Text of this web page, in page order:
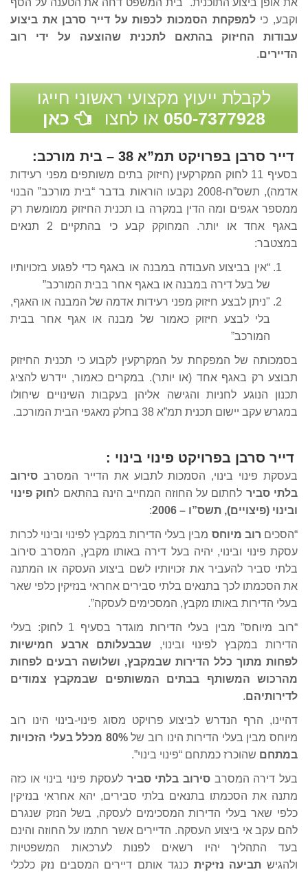
וקבע, כילמפקחת הסמכות לכפות על דייר סרבן את ביצוע
עבודות החיזוק בהתאם לתכנית שהוצעה על ידי רוב
הדיירים.
לקבלת ייעוץ מקצועי ראשוני חייגו
050-7377928 או לחצו כאן
דייר סרבן בפרויקט תמ”א 38 – בית מורכב :
בסעיף 11 לחוק המקרקעין (חיזוק בתים משותפים מפני רעידות
אדמה), תשס”ח-2008 נקבעו הוראות בדבר “בית מורכב” הבנוי
ממספר אגפים ומה הדין במקרה בו תכנית החיזוק ממומשת רק
באגף אחד או יותר. המחוקק קבע כי בהתקיים 2 תנאים
במצטבר:
“אין בביצוע העבודה במבנה או באגף כדי לפגוע בזכויותיו
של בעל דירה במבנה או באגף אחר בבית המורכב”
"ניתן לבצע חיזוק מפני רעידות אדמה של המבנה או האגף,
בלי לבצע חיזוק כאמור של מבנה או אגף אחר בבית
המורכב”
בסמכותה של המפקחת על המקרקעין לקבוע כי תכנית החיזוק
תבוצע רק באגף אחד (או יותר). במקרים כאמור, יידרש להציג
תכנון הנוגע לחניות והגישה אליהן בעקבות השינויים שיחולו
במגרש עקב יישום תכנית תמ”א 38 בחלק מאגפי הבית המורכב.
דייר סרבן בפרויקט פינוי בינוי :
בעסקת פינוי בינוי, הסמכות לתבוע את הדייר המסרב סירוב
בלתי סביר לחתום על החוזה המחייב הינה בהתאם לחוק פינוי
ובינוי (פיצויים), תשס”ו – 2006
:
“הסכים רוב מיוחס מבין בעלי הדירות במקבץ לפינוי ובינוי לכרות
עסקת פינוי ובינוי, יהיה בעל דירה באותו מקבץ, המסרב סירוב
בלתי סביר להעביר את זכויותיו לשם ביצוע העסקה או המתנה
את הסכמתו לכך בתנאים בלתי סבירים אחראי בנזיקין כלפי שאר
בעלי הדירות באותו מקבץ, המסכימים לעסקה”.
“רוב מיוחס” מבין בעלי הדירות מוגדר בסעיף 1 לחוק: בעלי
הדירות במקבץ לפינוי ובינוי, שבבעלותם ארבע חמישיות
לפחות מתוך כלל הדירות שבמקבץ, ושלושה רבעים לפחות
מהרכוש המשותף בבתים המשותפים שבמקבץ צמודים
לדירותיהם.
דהיינו, הרף הנדרש לביצוע פרויקט מסוג פינוי-בינוי הינו רוב
מיוחס מבין בעלי הדירות הינו רוב של80% מכלל בעלי הזכויות
במתחם שהוכרז כמתחם “פינוי בינוי”.
בעל דירה המסרבסירוב בלתי סביר לעסקת פינוי בינוי או כזה
מתנה את הסכמתו בתנאים בלתי סבירים, יהא אחראי בנזיקין
כלפי שאר בעלי הדירות המסכימים לעסקה, בשל הנזק שנגרם
להם עקב אי ביצוע העסקה. הדיירים אשר חתמו על החוזה והינם
בעד התהליך יהיו רשאים לפנות לערכאות המשפטיות
ולהגיש תביעה נזיקית כנגד אותם דיירים המסבים נזק כלכלי